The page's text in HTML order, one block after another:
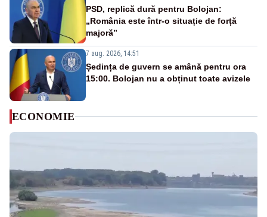
PSD, replică dură pentru Bolojan:
„România este într-o situație de forță
majoră”
7 aug. 2026, 14:51
Ședința de guvern se amână pentru ora
15:00. Bolojan nu a obținut toate avizele
ECONOMIE